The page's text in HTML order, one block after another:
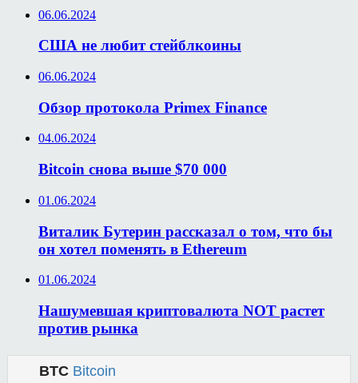
06.06.2024
США не любит стейблкоины
06.06.2024
Обзор протокола Primex Finance
04.06.2024
Bitcoin снова выше $70 000
01.06.2024
Виталик Бутерин рассказал о том, что бы
он хотел поменять в Ethereum
01.06.2024
Нашумевшая криптовалюта NOT растет
против рынка